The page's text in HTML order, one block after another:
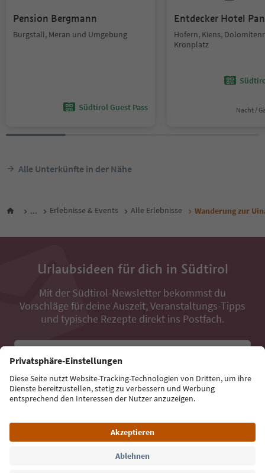
Pension Bergmann
Burgstall, Meran und Umgebung
Südtirol Guest Pass
Entdecker Hotel
Hofern, Kiens,
Kronplatz
Nacht /
Alle Unterkünfte in der Nähe
... Erlebnisse & Events Alle Erlebnisse Wanderung zur
Urlaubsideen für dich in Südtirol
Mit der Südtirol-Newsletter bekommst du
Vorschläge für deine Auszeit, Veranstaltungs-Tipps
und typische Rezepte direkt ins Postfach.
Jetzt anmelden